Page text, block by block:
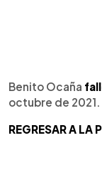
Benito Ocaña
octubre de 2021.
REGRESAR A LA